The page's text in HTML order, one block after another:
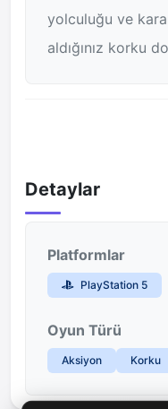
yolculuğu ve
aldığınız korku
Detaylar
Platformlar
PlayStation 5
Oyun Türü
Aksiyon Korku